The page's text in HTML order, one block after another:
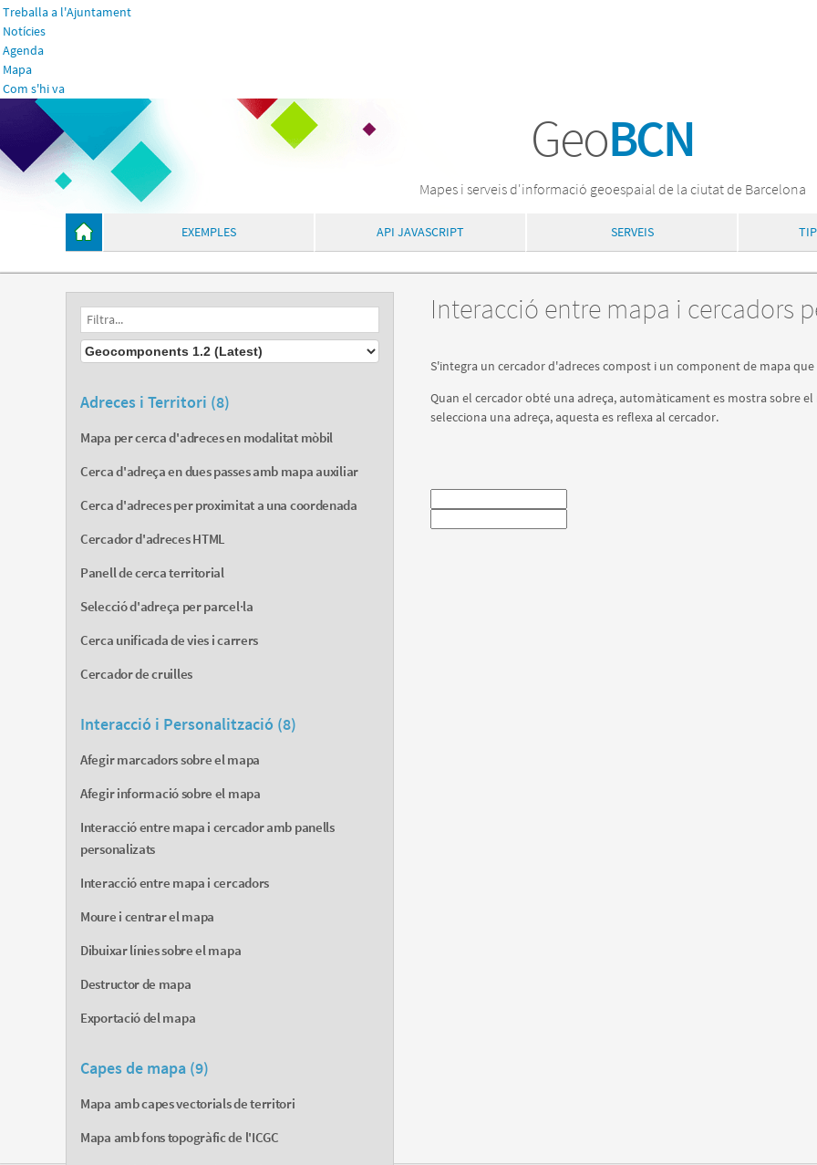
Treballa a l'Ajuntament
Notícies
Agenda
Mapa
Com s'hi va
GeoBCN
Mapes i serveis d'informació geoespaial de la ciutat de Barcelona
EXEMPLES API JAVASCRIPT SERVEIS
Adreces i Territori (8)
Mapa per cerca d'adreces en modalitat mòbil
Cerca d'adreça en dues passes amb mapa auxiliar
Cerca d'adreces per proximitat a una coordenada
Cercador d'adreces HTML
Panell de cerca territorial
Selecció d'adreça per parcel·la
Cerca unificada de vies i carrers
Cercador de cruilles
Interacció i Personalització (8)
Afegir marcadors sobre el mapa
Afegir informació sobre el mapa
Interacció entre mapa i cercador amb panells
personalizats
Interacció entre mapa i cercadors
Moure i centrar el mapa
Dibuixar línies sobre el mapa
Destructor de mapa
Exportació del mapa
Capes de mapa (9)
Mapa amb capes vectorials de territori
Mapa amb fons topogràfic de l'ICGC
Interacció entre mapa i cercadors
S'integra un cercador d'adreces compost i un component de mapa
Quan el cercador obté una adreça, automàticament es mostra sobre
selecciona una adreça, aquesta es reflexa al cercador.